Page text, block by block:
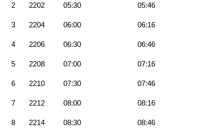
2 2202 05:30 05:46
3 2204 06:00 06:16
4 2206 06:30 06:46
5 2208 07:00 07:16
6 2210 07:30 07:46
7 2212 08:00 08:16
8 2214 08:30 08:46